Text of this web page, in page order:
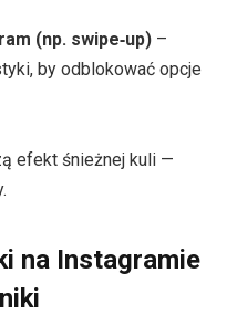
(np. swipe‑up) –
by odblokować opcje
efekt śnieżnej kuli —
na Instagramie